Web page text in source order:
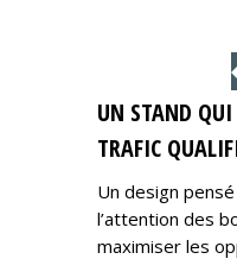
UN STAND QUI
TRAFIC
Un design
l’attention des
maximiser les